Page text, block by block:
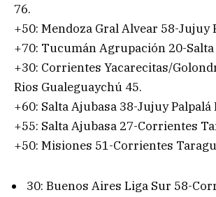
76.
+50: Mendoza Gral Alvear 58-Jujuy
+70: Tucumán Agrupación 20-Salta
+30: Corrientes Yacarecitas/
Rios Gualeguaychú 45.
+60: Salta Ajubasa 38-Jujuy Palpalá
+55: Salta Ajubasa 27-Corrientes
+50: Misiones 51-Corrientes
30: Buenos Aires Liga Sur 58-